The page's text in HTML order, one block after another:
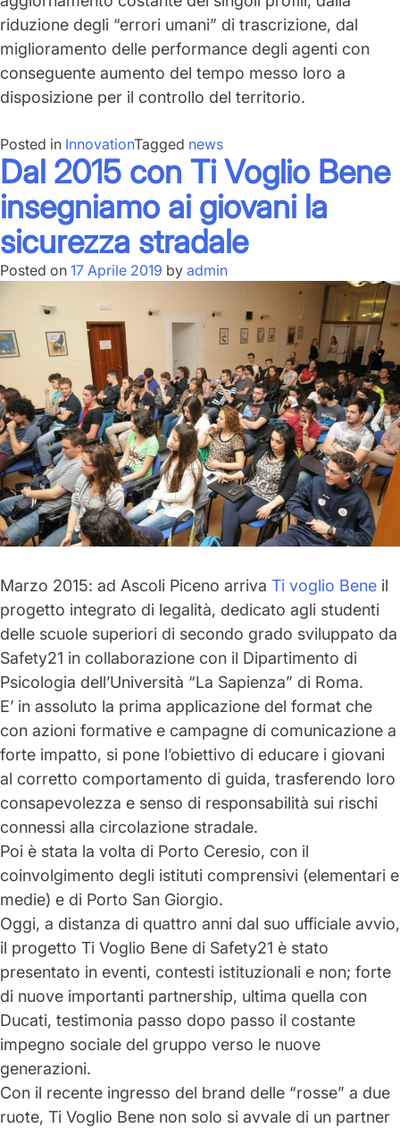
riduzione degli “errori umani” di trascrizione, dal
miglioramento delle performance degli agenti con
conseguente aumento del tempo messo loro a
disposizione per il controllo del territorio.
Posted in InnovationTagged news
Dal 2015 con Ti Voglio Bene
insegniamo ai giovani la
sicurezza stradale
Posted on 17 Aprile 2019 by admin
Marzo 2015: ad Ascoli Piceno arriva Ti voglio Bene il
progetto integrato di legalità, dedicato agli studenti
delle scuole superiori di secondo grado sviluppato da
Safety21 in collaborazione con il Dipartimento di
Psicologia dell’Università “La Sapienza” di Roma.
E’ in assoluto la prima applicazione del format che
con azioni formative e campagne di comunicazione a
forte impatto, si pone l’obiettivo di educare i giovani
al corretto comportamento di guida, trasferendo loro
consapevolezza e senso di responsabilità sui rischi
connessi alla circolazione stradale.
Poi è stata la volta di Porto Ceresio, con il
coinvolgimento degli istituti comprensivi (elementari e
medie) e di Porto San Giorgio.
Oggi, a distanza di quattro anni dal suo ufficiale avvio,
il progetto Ti Voglio Bene di Safety21 è stato
presentato in eventi, contesti istituzionali e non; forte
di nuove importanti partnership, ultima quella con
Ducati, testimonia passo dopo passo il costante
impegno sociale del gruppo verso le nuove
generazioni.
Con il recente ingresso del brand delle “rosse” a due
ruote, Ti Voglio Bene non solo si avvale di un partner